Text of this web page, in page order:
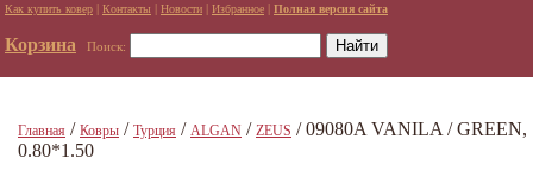
Как купить ковер | Контакты | Новости | Избранное | Полная версия сайта
Корзина Поиск:
Главная / Ковры / Турция / ALGAN / ZEUS / 09080A VANILA / GREEN,
0.80*1.50